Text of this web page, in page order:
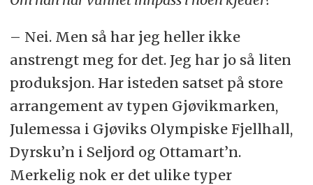
– Nei. Men så har jeg heller ikke
anstrengt meg for det. Jeg har jo så liten
produksjon. Har isteden satset på store
arrangement av typen Gjøvikmarken,
Julemessa i Gjøviks Olympiske Fjellhall,
Dyrsku’n i Seljord og Ottamart’n.
Merkelig nok er det ulike typer